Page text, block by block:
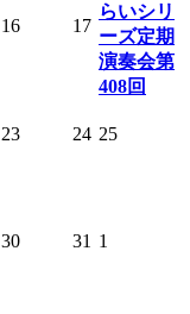
16 17
らいシリ
ーズ定期
演奏会第
408回
23 24 25
30 31 1